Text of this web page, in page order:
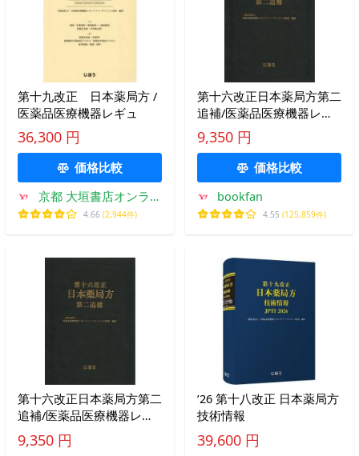
第十九改正 日本薬局方 /
医薬品医療機器レギュ
36,300 円
価格比較
京都 大垣書店オンライ
ン
4.66 (2,944件)
第十六改正日本薬局方第二
追補/医薬品医療機器レギ
ュラトリーサイエンス財団
9,350 円
価格比較
bookfan
4.55 (125,859件)
第十六改正日本薬局方第二
追補/医薬品医療機器レギ
ュラトリーサイエンス財団
9,350 円
’26 第十八改正 日本薬局方
技術情報
39,600 円